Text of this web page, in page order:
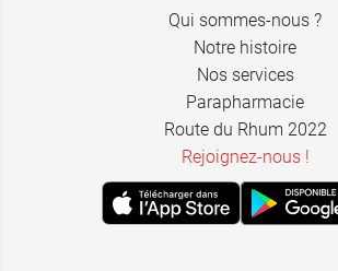
Qui sommes-nous ?
Notre histoire
Nos services
Parapharmacie
Route du Rhum 2022
Rejoignez-nous !